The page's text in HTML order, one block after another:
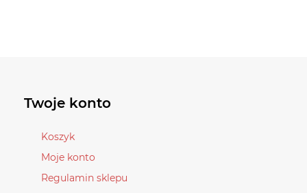
wybrać
Twoje konto
Koszyk
Moje konto
Regulamin sklepu